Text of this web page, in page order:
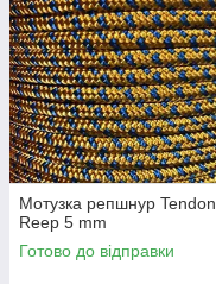
Мотузка репшнур Tendon
Reep 5 mm
Готово до відправки